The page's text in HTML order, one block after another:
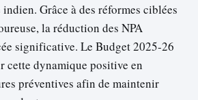
Grâce à des réformes ciblées
la réduction des NPA
significative. Le Budget 2025-26
cette dynamique positive en
préventives afin de maintenir